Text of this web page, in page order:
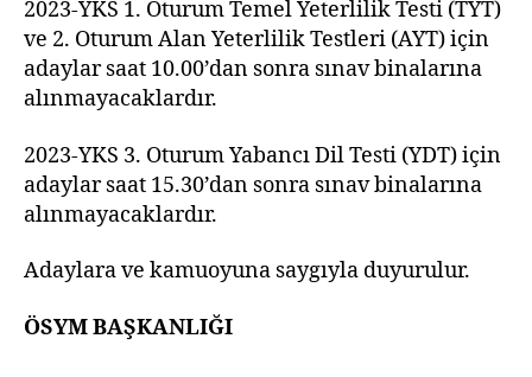
2023-YKS 1. Oturum Temel Yeterlilik Testi (TYT)
ve 2. Oturum Alan Yeterlilik Testleri (AYT) için
adaylar saat 10.00’dan sonra sınav binalarına
alınmayacaklardır.
2023-YKS 3. Oturum Yabancı Dil Testi (YDT) için
adaylar saat 15.30’dan sonra sınav binalarına
alınmayacaklardır.
Adaylara ve kamuoyuna saygıyla duyurulur.
ÖSYM BAŞKANLIĞI